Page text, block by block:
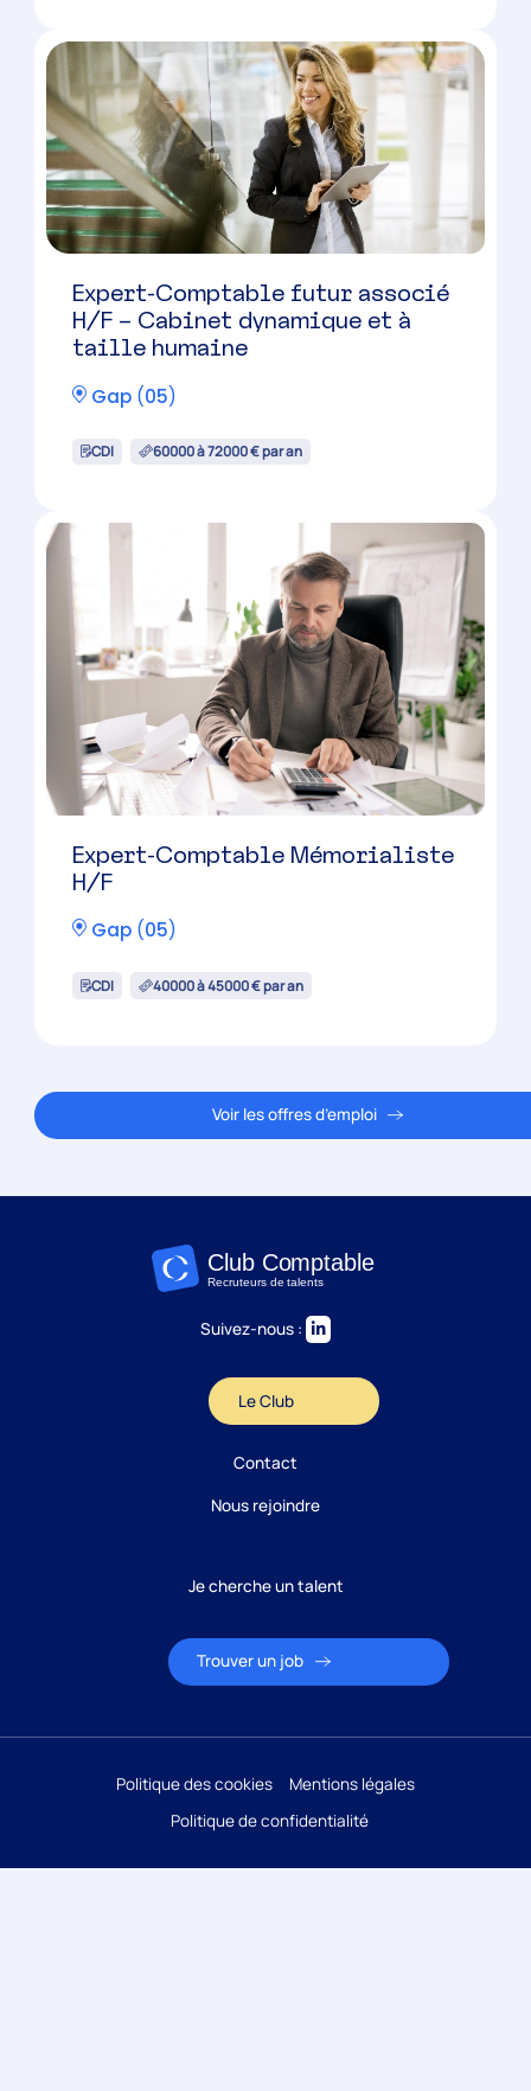
Expert-Comptable futur associé
H/F – Cabinet dynamique et à
taille humaine
Gap (05)
CDI 60000 à 72000 € par an
Expert-Comptable Mémorialiste
H/F
Gap (05)
CDI 40000 à 45000 € par an
Voir les offres d’emploi
Suivez-nous :
Le Club
Contact
Nous rejoindre
Je cherche un talent
Trouver un job
Politique des cookies
Mentions légales
Politique de confidentialité